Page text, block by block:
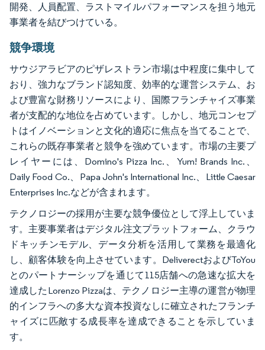
開発、人員配置、ラストマイルパフォーマンスを担う地元
事業者を結びつけている。
競争環境
サウジアラビアのピザレストラン市場は中程度に集中して
おり、強力なブランド認知度、効率的な運営システム、お
よび豊富な財務リソースにより、国際フランチャイズ事業
者が支配的な地位を占めています。しかし、地元コンセプ
トはイノベーションと文化的適応に焦点を当てることで、
これらの既存事業者と競争を強めています。市場の主要プ
レイヤーには、Domino's Pizza Inc.、Yum! Brands Inc.、
Daily Food Co.、Papa John's International Inc.、Little Caesar
Enterprises Inc.などが含まれます。
テクノロジーの採用が主要な競争優位として浮上していま
す。主要事業者はデジタル注文プラットフォーム、クラウ
ドキッチンモデル、データ分析を活用して業務を最適化
し、顧客体験を向上させています。DeliverectおよびToYou
とのパートナーシップを通じて115店舗への急速な拡大を
達成したLorenzo Pizzaは、テクノロジー主導の運営が物理
的インフラへの多大な資本投資なしに確立されたフランチ
ャイズに匹敵する成長率を達成できることを示していま
す。